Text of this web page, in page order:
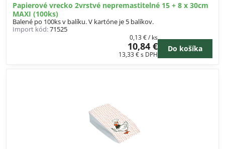
Papierové vrecko 2vrstvé nepremastitelné 15 + 8 x 30cm
MAXI (100ks)
Balené po 100ks v balíku. V kartóne je 5 balíkov.
Import kód:71525
10,84 €
13,33 €s DPH
0,13 €/ ks
Do košíka